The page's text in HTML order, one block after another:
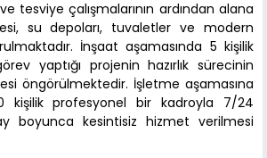
tesviye çalışmalarının ardından alana
su depoları, tuvaletler ve modern
İnşaat aşamasında 5 kişilik
yaptığı projenin hazırlık sürecinin
öngörülmektedir. İşletme aşamasına
kişilik profesyonel bir kadroyla 7/24
boyunca kesintisiz hizmet verilmesi